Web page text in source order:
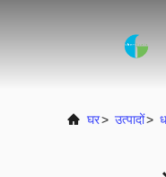
घर> उत्पादों>